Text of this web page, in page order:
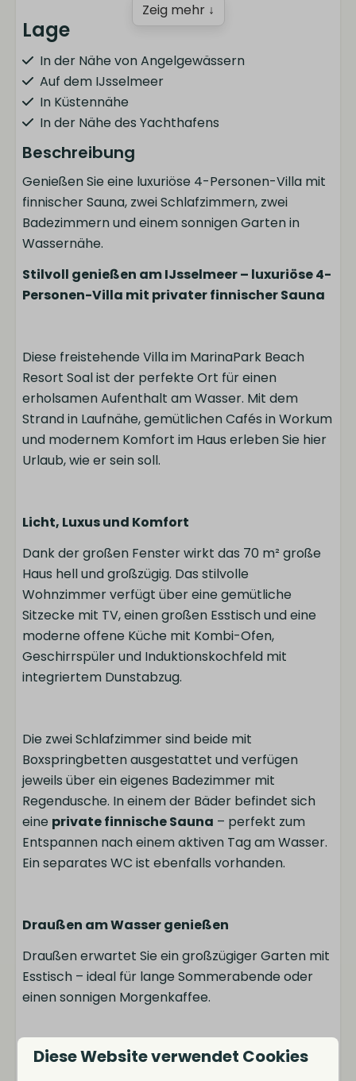
Lage
In der Nähe von Angelgewässern
Auf dem IJsselmeer
In Küstennähe
In der Nähe des Yachthafens
Küche
Kühlschrank mit Gefrierfach
Spülmaschine
Kochfeld
Wasserkocher
Besteck
Kaffeekapselmaschine
Kühlschrank
Badezimmer
Begehbare Regendusche
Außenbereich
Sonnenschirm
Außenterrasse
Einrichtungen
Tennisplatz
Basketballplatz
Skatepark
Restaurant
Fahrradverleih
E-Chopper-Verleih
Zeig mehr ↓
Beschreibung
Genießen Sie eine luxuriöse 4-Personen-Villa mit
finnischer Sauna, zwei Schlafzimmern, zwei
Badezimmern und einem sonnigen Garten in
Wassernähe.
Stilvoll genießen am IJsselmeer – luxuriöse 4-
Personen-Villa mit privater finnischer Sauna
Diese freistehende Villa im MarinaPark Beach
Resort Soal ist der perfekte Ort für einen
erholsamen Aufenthalt am Wasser. Mit dem
Strand in Laufnähe, gemütlichen Cafés in Workum
und modernem Komfort im Haus erleben Sie hier
Urlaub, wie er sein soll.
Licht, Luxus und Komfort
Dank der großen Fenster wirkt das 70 m² große
Haus hell und großzügig. Das stilvolle
Wohnzimmer verfügt über eine gemütliche
Sitzecke mit TV, einen großen Esstisch und eine
moderne offene Küche mit Kombi-Ofen,
Geschirrspüler und Induktionskochfeld mit
integriertem Dunstabzug.
Die zwei Schlafzimmer sind beide mit
Boxspringbetten ausgestattet und verfügen
jeweils über ein eigenes Badezimmer mit
Regendusche. In einem der Bäder befindet sich
eine private finnische Sauna – perfekt zum
Entspannen nach einem aktiven Tag am Wasser.
Ein separates WC ist ebenfalls vorhanden.
Draußen am Wasser genießen
Draußen erwartet Sie ein großzügiger Garten mit
Esstisch – ideal für lange Sommerabende oder
einen sonnigen Morgenkaffee.
Nachhaltig und komplett
Diese Website verwendet Cookies